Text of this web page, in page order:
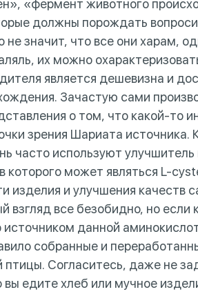
«фермент животного
должны порождать
значит, что все они харам,
их можно
является дешевизна и
Зачастую сами
о том, что какой-то
зрения Шариата источника.
часто используют
которого может являться L-
изделия и улучшения качеств
взгляд все безобидно, но если
данной
собранные и
Согласитесь, даже не
вы едите хлеб или мучное